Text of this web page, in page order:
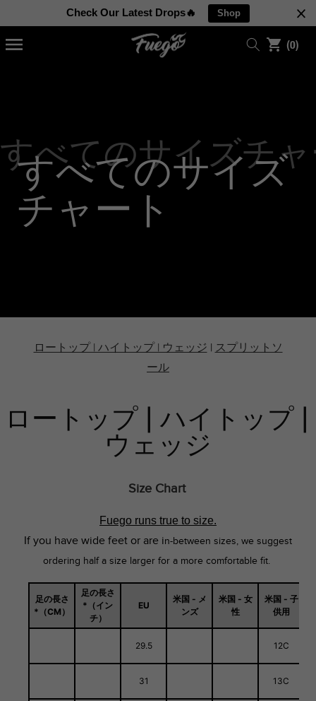
に
進
む (0)
の
ア
すべてのサイズ
チャート
すべてのサイズチ
ロートップ | ハイトップ | ウェッジ | スプリットソ
ール
ロートップ | ハイトップ |
ウェッジ
Size Chart
Fuego runs true to size.
If you have wide feet or are in-between sizes, we suggest
ordering half a size larger for a more comfortable fit.
足の長さ
*（CM）
足の長さ
*（イン
チ）
EU
米国 - メ
ンズ
米国 - 女
性
米国 - 子
供用
29.5 12C
31 13C